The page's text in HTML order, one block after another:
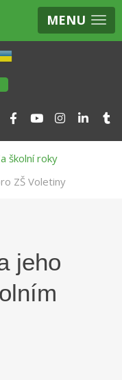
MENU
školní roky
ZŠ Voletiny
jeho